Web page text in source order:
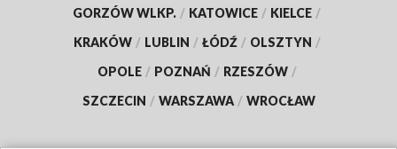
GORZÓW WLKP. / KATOWICE / KIELCE /
KRAKÓW / LUBLIN / ŁÓDŹ / OLSZTYN /
OPOLE / POZNAŃ / RZESZÓW /
SZCZECIN / WARSZAWA / WROCŁAW